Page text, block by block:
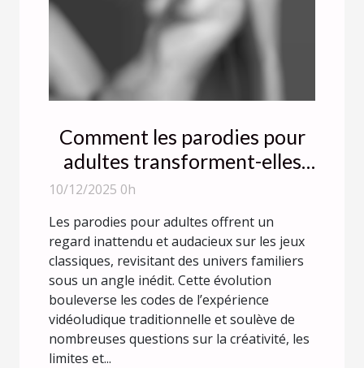
Comment les parodies pour
adultes transforment-elles
l'expérience des jeux
10/12/2025 0h
Les parodies pour adultes offrent un
regard inattendu et audacieux sur les jeux
classiques, revisitant des univers familiers
sous un angle inédit. Cette évolution
bouleverse les codes de l’expérience
vidéoludique traditionnelle et soulève de
nombreuses questions sur la créativité, les
limites et...